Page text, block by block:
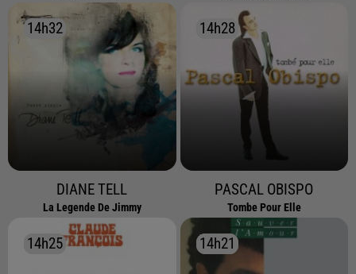
14h32
14h32
DIANE TELL
La Legende De Jimmy
14h28
14h28
PASCAL OBISPO
Tombe Pour Elle
14h25
14h25 14h21
14h21